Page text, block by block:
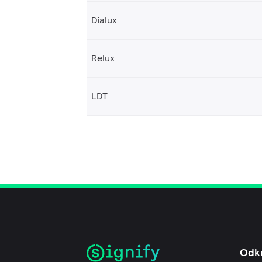
Dialux
Relux
LDT